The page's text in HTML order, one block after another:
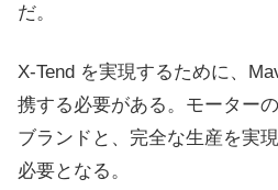
だ。
X-Tend を実現するために、
携する必要がある。モーター
ブランドと、完全な生産を実
必要となる。